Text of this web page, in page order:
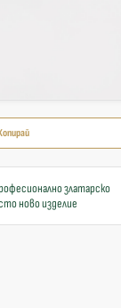
златарско
ново изделие